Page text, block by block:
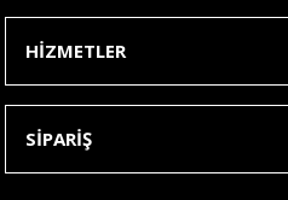
HİZMETLER
SİPARİŞ